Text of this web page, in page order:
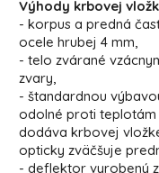
Výhody krbovej
- korpus a predná
ocele hrubej 4 mm,
- telo zvárané
zvary,
- štandardnou
odolné proti teplotám
dodáva krbovej
opticky zväčšuje
- deflektor vyrobený